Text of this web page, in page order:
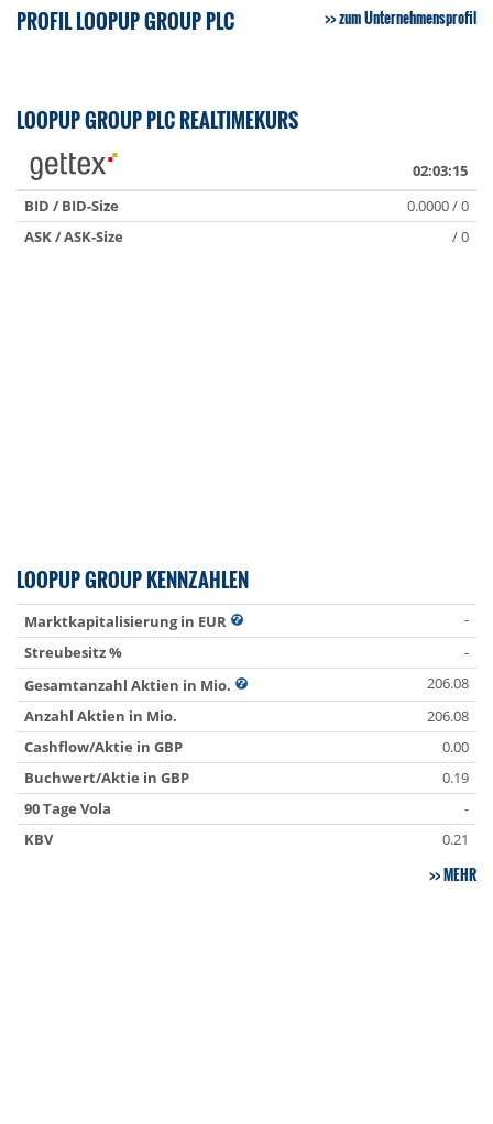
PROFIL LOOPUP GROUP PLC zum Unternehmensprofil
LOOPUP GROUP PLC REALTIMEKURS
02:03:15
BID / BID-Size
0.0000 / 0
ASK / ASK-Size
/ 0
LOOPUP GROUP KENNZAHLEN
Marktkapitalisierung in EUR
-
Streubesitz %
-
Gesamtanzahl Aktien in Mio.
206.08
Anzahl Aktien in Mio.
206.08
Cashflow/Aktie in GBP
0.00
Buchwert/Aktie in GBP
0.19
90 Tage Vola
-
KBV
0.21
MEHR